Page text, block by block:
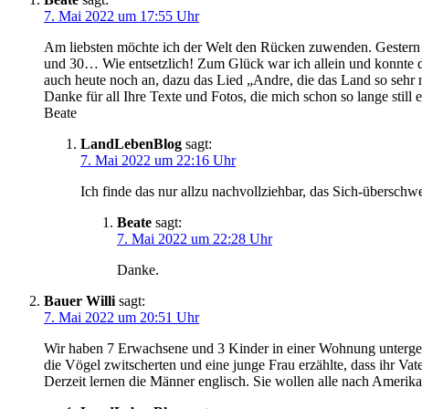
7. Mai 2022 um 17:55 Uhr
Am liebsten möchte ich der Welt den Rücken zuwenden.
und 30… Wie entsetzlich! Zum Glück war ich allein und konnte
auch heute noch an, dazu das Lied „Andre, die das Land so
Danke für all Ihre Texte und Fotos, die mich schon so lange still
Beate
LandLebenBlog sagt:
7. Mai 2022 um 22:16 Uhr
Ich finde das nur allzu nachvollziehbar, das Sich-
Beate sagt:
7. Mai 2022 um 22:28 Uhr
Danke.
Bauer Willi sagt:
7. Mai 2022 um 20:51 Uhr
Wir haben 7 Erwachsene und 3 Kinder in einer Wohnung
die Vögel zwitscherten und eine junge Frau erzählte, dass ihr
Derzeit lernen die Männer englisch. Sie wollen alle nach